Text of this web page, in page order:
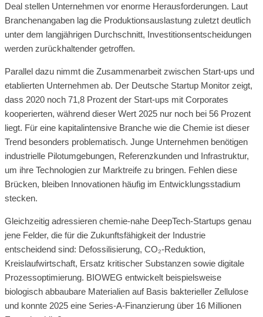
Deal stellen Unternehmen vor enorme Herausforderungen. Laut
Branchenangaben lag die Produktionsauslastung zuletzt deutlich
unter dem langjährigen Durchschnitt, Investitionsentscheidungen
werden zurückhaltender getroffen.
Parallel dazu nimmt die Zusammenarbeit zwischen Start-ups und
etablierten Unternehmen ab. Der Deutsche Startup Monitor zeigt,
dass 2020 noch 71,8 Prozent der Start-ups mit Corporates
kooperierten, während dieser Wert 2025 nur noch bei 56 Prozent
liegt. Für eine kapitalintensive Branche wie die Chemie ist dieser
Trend besonders problematisch. Junge Unternehmen benötigen
industrielle Pilotumgebungen, Referenzkunden und Infrastruktur,
um ihre Technologien zur Marktreife zu bringen. Fehlen diese
Brücken, bleiben Innovationen häufig im Entwicklungsstadium
stecken.
Gleichzeitig adressieren chemie-nahe DeepTech-Startups genau
jene Felder, die für die Zukunftsfähigkeit der Industrie
entscheidend sind: Defossilisierung, CO₂-Reduktion,
Kreislaufwirtschaft, Ersatz kritischer Substanzen sowie digitale
Prozessoptimierung. BIOWEG entwickelt beispielsweise
biologisch abbaubare Materialien auf Basis bakterieller Zellulose
und konnte 2025 eine Series-A-Finanzierung über 16 Millionen